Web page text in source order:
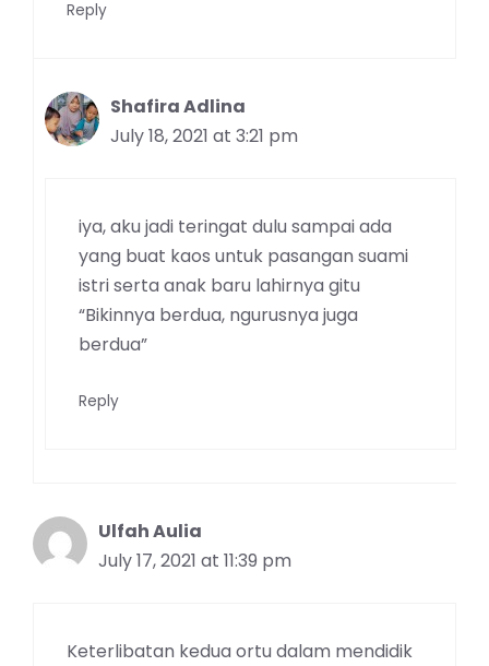
Reply
Shafira Adlina
July 18, 2021 at 3:21 pm
iya, aku jadi teringat dulu sampai ada
yang buat kaos untuk pasangan suami
istri serta anak baru lahirnya gitu
“Bikinnya berdua, ngurusnya juga
berdua”
Reply
Ulfah Aulia
July 17, 2021 at 11:39 pm
Keterlibatan kedua ortu dalam mendidik